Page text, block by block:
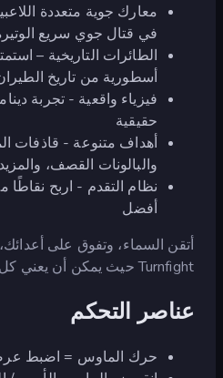
معارك جوية متعددة
في قتال جوي سريع
الطائرات التاريخية –
أسطورية من تاريخ
فيزياء واقعية - تجربة
حقيقية
أهداف متنوعة - قاذفات
والبالونات القصف، والمزيد
نظام التقدم - اربح
أفضل
أتقن السماء، وتفوق على
Turnfight حيث يمكن أن يعني كل دور النصر أو الهزيمة.
عناصر التحكم
حرك الماوس = اضبط